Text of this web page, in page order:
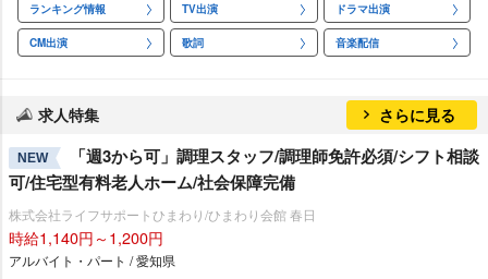
ランキング情報 TV出演 ドラマ出演
CM出演 歌詞 音楽配信
求人特集 さらに見る
NEW
「週3から可」調理スタッフ/調理師免許必須/シフト相談
可/住宅型有料老人ホーム/社会保障完備
株式会社ライフサポートひまわり/ひまわり会館 春日
時給1,140円～1,200円
アルバイト・パート / 愛知県